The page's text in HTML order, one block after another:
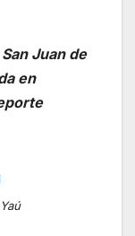
Juan de
en